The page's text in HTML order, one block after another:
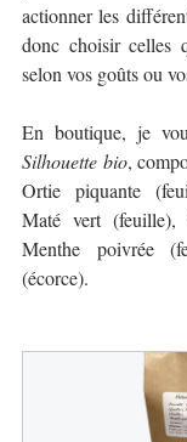
actionner les
donc choisir celles
selon vos goûts ou
Silhouette bio,
Ortie piquante
Maté vert (feuille),
Menthe poivrée
(écorce).